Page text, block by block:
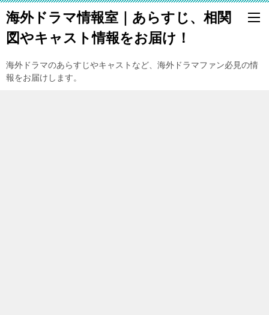
海外ドラマ情報室｜あらすじ、相関
図やキャスト情報をお届け！
海外ドラマのあらすじやキャストなど、海外ドラマファン必見の情
報をお届けします。